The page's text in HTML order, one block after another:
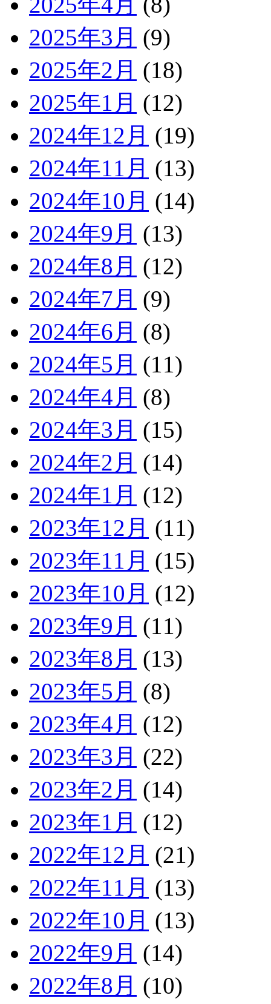
2025年3月 (9)
2025年2月 (18)
2025年1月 (12)
2024年12月 (19)
2024年11月 (13)
2024年10月 (14)
2024年9月 (13)
2024年8月 (12)
2024年7月 (9)
2024年6月 (8)
2024年5月 (11)
2024年4月 (8)
2024年3月 (15)
2024年2月 (14)
2024年1月 (12)
2023年12月 (11)
2023年11月 (15)
2023年10月 (12)
2023年9月 (11)
2023年8月 (13)
2023年5月 (8)
2023年4月 (12)
2023年3月 (22)
2023年2月 (14)
2023年1月 (12)
2022年12月 (21)
2022年11月 (13)
2022年10月 (13)
2022年9月 (14)
2022年8月 (10)